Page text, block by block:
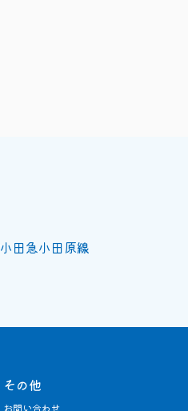
小田急小田原線
その他
お問い合わせ